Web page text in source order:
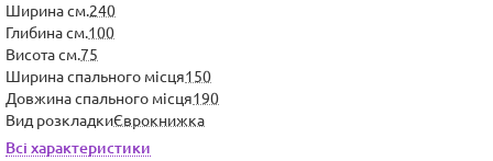
Ширина см.240
Глибина см.100
Висота см.75
Ширина спального місця150
Довжина спального місця190
Вид розкладкиЄврокнижка
Всі характеристики